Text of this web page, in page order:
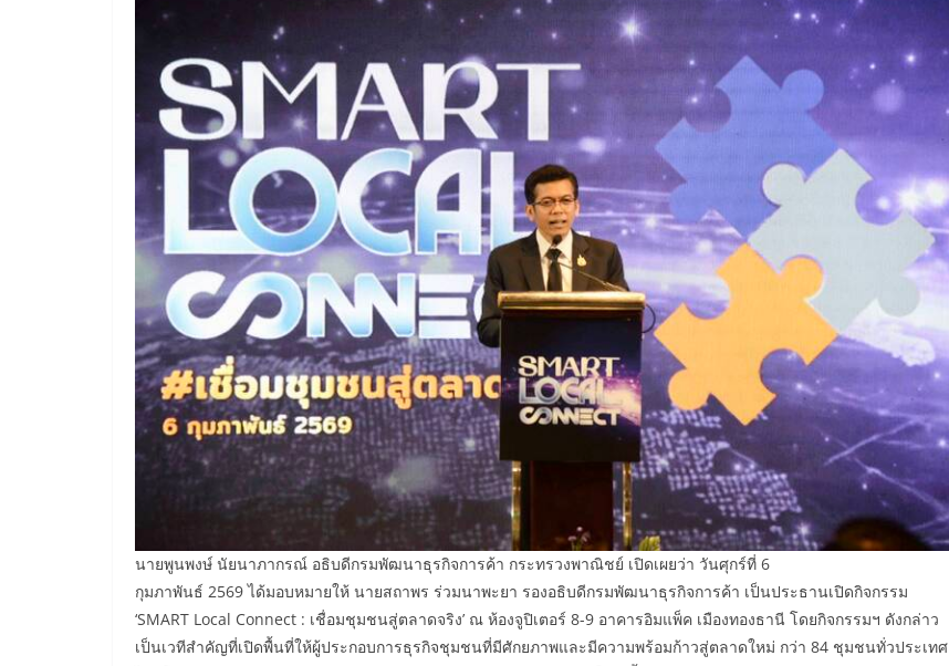
นายพูนพงษ์ นัยนาภากรณ์ อธิบดีกรมพัฒนาธุรกิจการค้า กระทรวงพาณิชย์ เปิดเผยว่า วันศุกร์ที่ 6
กุมภาพันธ์ 2569 ได้มอบหมายให้ นายสถาพร ร่วมนาพะยา รองอธิบดีกรมพัฒนาธุรกิจการค้า เป็นประธานเปิดกิจกรรม
‘SMART Local Connect : เชื่อมชุมชนสู่ตลาดจริง’ ณ ห้องจูปิเตอร์ 8-9 อาคารอิมแพ็ค เมืองทองธานี โดยกิจกรรมฯ ดังกล่าว
เป็นเวทีสำคัญที่เปิดพื้นที่ให้ผู้ประกอบการธุรกิจชุมชนที่มีศักยภาพและมีความพร้อมก้าวสู่ตลาดใหม่ กว่า 84 ชุมชนทั่วประเทศ